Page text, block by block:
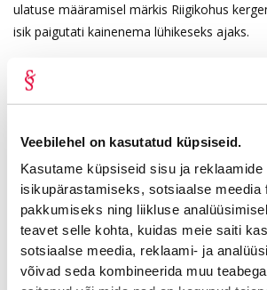
Veebilehel on kasutatud küpsiseid.
Kasutame küpsiseid sisu ja reklaamide
isikupärastamiseks, sotsiaalse meedia
pakkumiseks ning liikluse
teavet selle kohta, kuidas meie saiti
sotsiaalse meedia, reklaami- ja
võivad seda kombineerida muu
ulatuse määramisel märkis Riigikohus
isik paigutati kainenema lühikeseks ajaks.
Riigikohtu otsuse terviktekstiga on võimalik
Seotud lood